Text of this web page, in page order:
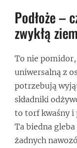
Podłoże –
zwykłą
To nie
uniwersalną z
potrzebują
składniki
to torf kwaśny i
Ta biedna
żadnych